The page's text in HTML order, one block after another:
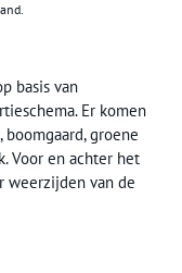
basis van
Er komen
groene
Voor en achter het
weerzijden van de